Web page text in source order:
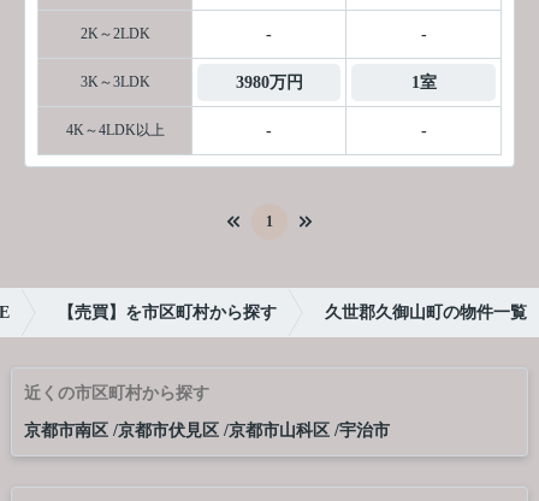
2K～2LDK - -
3K～3LDK 3980万円 1室
4K～4LDK以上 - -
1
【売買】を市区町村から探す 久世郡久御山町の物件一覧
近くの市区町村から探す
京都市南区 京都市伏見区 京都市山科区 宇治市